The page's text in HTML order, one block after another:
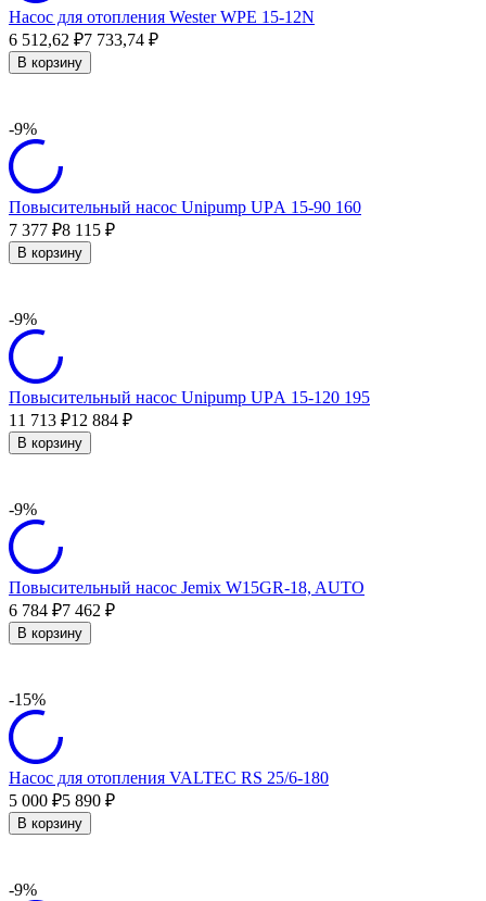
Насос для отопления Wester WPE 15-12N
6 512,62 ₽7 733,74 ₽
В корзину
-9%
Повысительный насос Unipump UPА 15-90 160
7 377 ₽8 115 ₽
В корзину
-9%
Повысительный насос Unipump UPА 15-120 195
11 713 ₽12 884 ₽
В корзину
-9%
Повысительный насос Jemix W15GR-18, AUTO
6 784 ₽7 462 ₽
В корзину
-15%
Насос для отопления VALTEC RS 25/6-180
5 000 ₽5 890 ₽
В корзину
-9%